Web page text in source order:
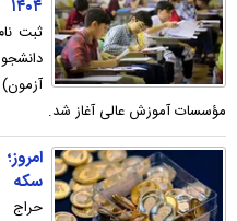
۱۴۰۴
ثبت
مؤسسات آموزش عالی آغاز شد.
سکه
حراج